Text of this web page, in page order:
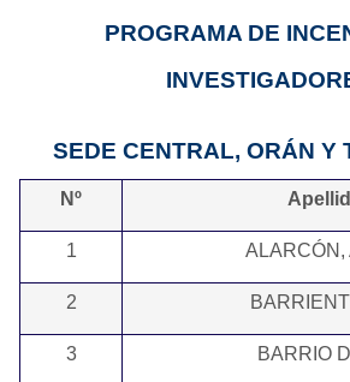
PROGRAMA DE
SEDE CENTRAL, ORÁN Y
Nº
1 ALARCÓN,
2
3 BARRIO